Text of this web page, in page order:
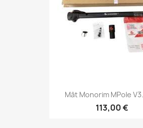
Mât Monorim MPole
113,00 €